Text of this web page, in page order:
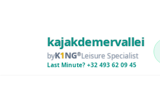
kajakdemervallei
byK1NG®Leisure Specialist
Last Minute? +32 493 62 09 45